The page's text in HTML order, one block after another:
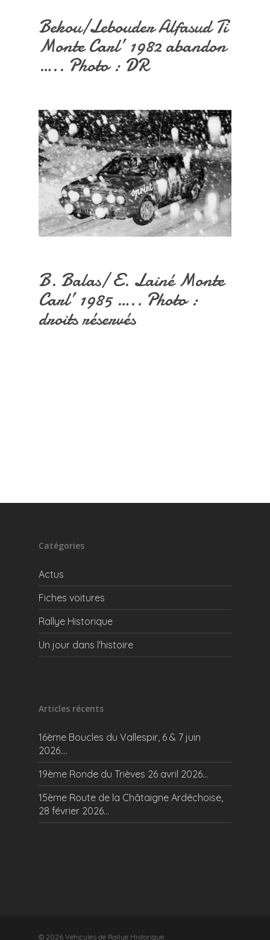
Bekou/Lebouder Alfasud Ti
Monte Carl’ 1982 abandon
….. Photo : DR
B. Balas/ E. Lainé Monte
Carl’ 1985 ….. Photo :
droits réservés
Catégories
Actus
Fiches voitures
Rallye Historique
Un jour dans l'histoire
Articles récents
16ème Boucles du Vallespir, 6 & 7 juin
2026….
19ème Ronde du Trièves 26 avril 2026…
15ème Route de la Châtaigne Ardéchoise,
28 février 2026…
© 2026 Vehicules de Rallye Historique.